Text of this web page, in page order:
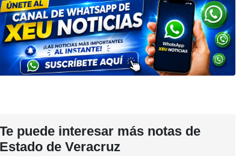
Te puede interesar más notas de
Estado de Veracruz